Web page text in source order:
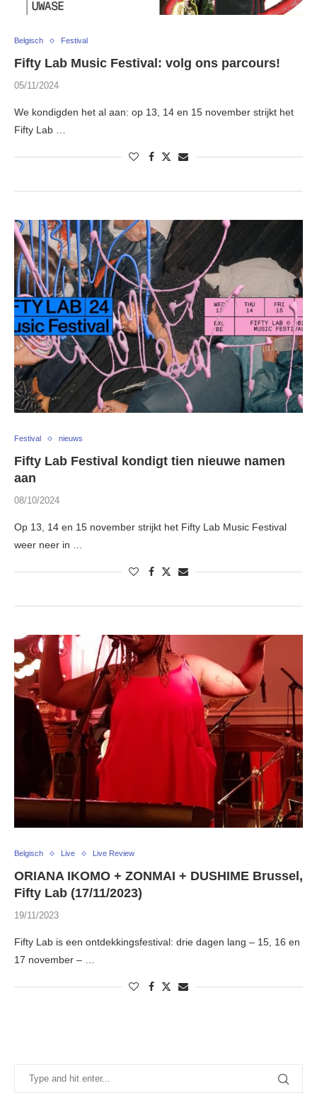
Belgisch Festival
Fifty Lab Music Festival: volg ons parcours!
05/11/2024
We kondigden het al aan: op 13, 14 en 15 november strijkt het
Fifty Lab …
Festival nieuws
Fifty Lab Festival kondigt tien nieuwe namen
aan
08/10/2024
Op 13, 14 en 15 november strijkt het Fifty Lab Music Festival
weer neer in …
Belgisch Live Live Review
ORIANA IKOMO + ZONMAI + DUSHIME Brussel,
Fifty Lab (17/11/2023)
19/11/2023
Fifty Lab is een ontdekkingsfestival: drie dagen lang – 15, 16 en
17 november – …